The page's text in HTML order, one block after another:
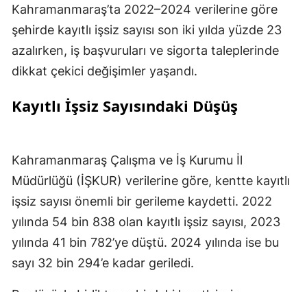
Kahramanmaraş’ta 2022–2024 verilerine göre
şehirde kayıtlı işsiz sayısı son iki yılda yüzde 23
azalırken, iş başvuruları ve sigorta taleplerinde
dikkat çekici değişimler yaşandı.
Kayıtlı İşsiz Sayısındaki Düşüş
Kahramanmaraş Çalışma ve İş Kurumu İl
Müdürlüğü (İŞKUR) verilerine göre, kentte kayıtlı
işsiz sayısı önemli bir gerileme kaydetti. 2022
yılında 54 bin 838 olan kayıtlı işsiz sayısı, 2023
yılında 41 bin 782’ye düştü. 2024 yılında ise bu
sayı 32 bin 294’e kadar geriledi.